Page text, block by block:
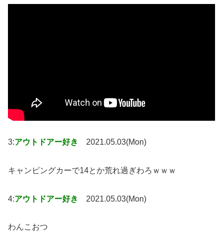
3:アウトドアー好き 2021.05.03(Mon)
キャンピングカーで14とか荒れ過ぎわろｗｗｗ
4:アウトドアー好き 2021.05.03(Mon)
わんこおつ